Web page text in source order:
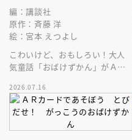
編：講談社
原作：斉藤 洋
絵：宮本 えつよし
こわいけど、おもしろい！大人
気童話「おばけずかん」がＡＲ
2026.07.16